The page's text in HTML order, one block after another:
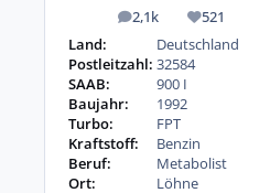
2,1k
Beiträge 521
Reputation
Land:
Deutschland
Postleitzahl: 32584
SAAB:
900 I
Baujahr:
1992
Turbo:
FPT
Kraftstoff:
Benzin
Beruf:
Metabolist
Ort:
Löhne